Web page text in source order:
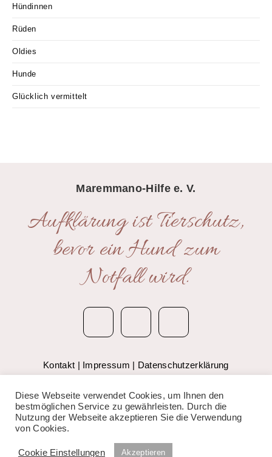
Hündinnen
Rüden
Oldies
Hunde
Glücklich vermittelt
Maremmano-Hilfe e. V.
Aufklärung ist Tierschutz,
bevor ein Hund zum
Notfall wird.
Kontakt | Impressum | Datenschutzerklärung
© 2020 Anima Bianca – Maremmano-Hilfe e.V.
Diese Webseite verwendet Cookies, um Ihnen den
bestmöglichen Service zu gewährleisten. Durch die
Nutzung der Webseite akzeptieren Sie die Verwendung
von Cookies.
Cookie Einstellungen Akzeptieren